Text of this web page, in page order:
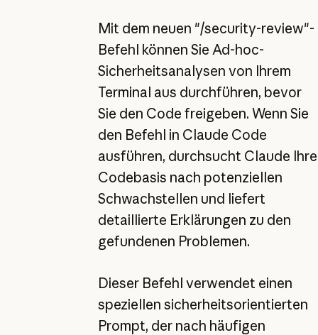
Mit dem neuen "/security-review"-
Befehl können Sie Ad-hoc-
Sicherheitsanalysen von Ihrem
Terminal aus durchführen, bevor
Sie den Code freigeben. Wenn Sie
den Befehl in Claude Code
ausführen, durchsucht Claude Ihre
Codebasis nach potenziellen
Schwachstellen und liefert
detaillierte Erklärungen zu den
gefundenen Problemen.
Dieser Befehl verwendet einen
speziellen sicherheitsorientierten
Prompt, der nach häufigen